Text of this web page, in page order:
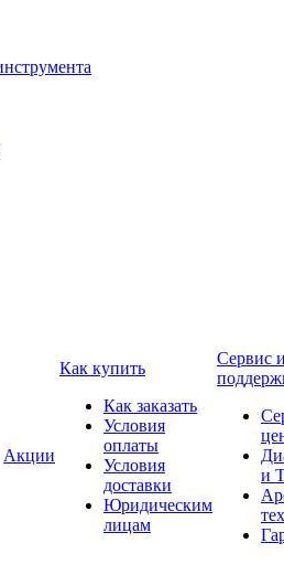
Акции
Как купить
Как заказать
Условия
оплаты
Условия
доставки
Юридическим
лицам
Сервис
и